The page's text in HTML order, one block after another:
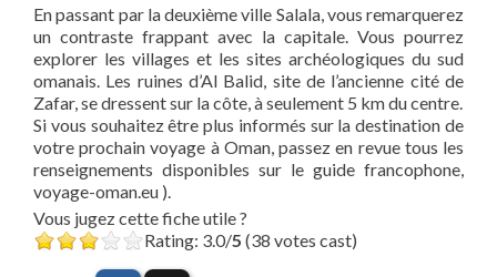
En passant par la deuxième ville Salala, vous remarquerez
un contraste frappant avec la capitale. Vous pourrez
explorer les villages et les sites archéologiques du sud
omanais. Les ruines d’Al Balid, site de l’ancienne cité de
Zafar, se dressent sur la côte, à seulement 5 km du centre.
Si vous souhaitez être plus informés sur la destination de
votre prochain voyage à Oman, passez en revue tous les
renseignements disponibles sur le guide francophone,
voyage-oman.eu ).
Vous jugez cette fiche utile ?
Rating: 3.0/5 (38 votes cast)